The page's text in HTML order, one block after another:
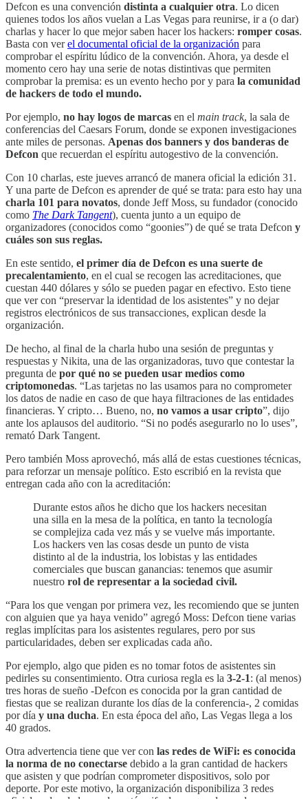
Defcon es una convención distinta a cualquier otra. Lo dicen
quienes todos los años vuelan a Las Vegas para reunirse, ir a (o dar)
charlas y hacer lo que mejor saben hacer los hackers: romper cosas.
Basta con verel documental oficial de la organización para
comprobar el espíritu lúdico de la convención. Ahora, ya desde el
momento cero hay una serie de notas distintivas que permiten
comprobar la premisa: es un evento hecho por y para la comunidad
de hackers de todo el mundo.
Por ejemplo, no hay logos de marcas en el main track, la sala de
conferencias del Caesars Forum, donde se exponen investigaciones
ante miles de personas. Apenas dos banners y dos banderas de
Defcon que recuerdan el espíritu autogestivo de la convención.
Con 10 charlas, este jueves arrancó de manera oficial la edición 31.
Y una parte de Defcon es aprender de qué se trata: para esto hay una
charla 101 para novatos, donde Jeff Moss, su fundador (conocido
como The Dark Tangent), cuenta junto a un equipo de
organizadores (conocidos como “goonies”) de qué se trata Defcon y
cuáles son sus reglas.
En este sentido, el primer día de Defcon es una suerte de
precalentamiento, en el cual se recogen las acreditaciones, que
cuestan 440 dólares y sólo se pueden pagar en efectivo. Esto tiene
que ver con “preservar la identidad de los asistentes” y no dejar
registros electrónicos de sus transacciones, explican desde la
organización.
De hecho, al final de la charla hubo una sesión de preguntas y
respuestas y Nikita, una de las organizadoras, tuvo que contestar la
pregunta de por qué no se pueden usar medios como
criptomonedas. “Las tarjetas no las usamos para no comprometer
los datos de nadie en caso de que haya filtraciones de las entidades
financieras. Y cripto… Bueno, no, no vamos a usar cripto”, dijo
ante los aplausos del auditorio. “Si no podés asegurarlo no lo uses”,
remató Dark Tangent.
Pero también Moss aprovechó, más allá de estas cuestiones técnicas,
para reforzar un mensaje político. Esto escribió en la revista que
entregan cada año con la acreditación:
Durante estos años he dicho que los hackers necesitan
una silla en la mesa de la política, en tanto la tecnología
se complejiza cada vez más y se vuelve más importante.
Los hackers ven las cosas desde un punto de vista
distinto al de la industria, los lobistas y las entidades
comerciales que buscan ganancias: tenemos que asumir
nuestro rol de representar a la sociedad civil.
“Para los que vengan por primera vez, les recomiendo que se junten
con alguien que ya haya venido” agregó Moss: Defcon tiene varias
reglas implícitas para los asistentes regulares, pero por sus
particularidades, deben ser explicadas cada año.
Por ejemplo, algo que piden es no tomar fotos de asistentes sin
pedirles su consentimiento. Otra curiosa regla es la 3-2-1: (al menos)
tres horas de sueño -Defcon es conocida por la gran cantidad de
fiestas que se realizan durante los días de la conferencia-, 2 comidas
por día y una ducha. En esta época del año, Las Vegas llega a los
40 grados.
Otra advertencia tiene que ver con las redes de WiFi: es conocida
la norma de no conectarse debido a la gran cantidad de hackers
que asisten y que podrían comprometer dispositivos, solo por
deporte. Por este motivo, la organización disponibiliza 3 redes